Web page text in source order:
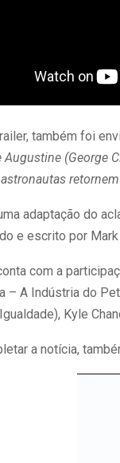
também foi
Augustine (George
adaptação do
e escrito por
com a
– A Indústria do
Kyle
a notícia,